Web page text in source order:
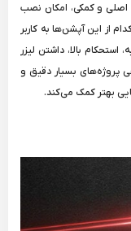
اصلی و کمکی، امکان نصب
از این آپشن‌ها به کاربر
بالا، داشتن لیزر
پروژه‌های بسیار دقیق و
بهتر کمک می‌کند.